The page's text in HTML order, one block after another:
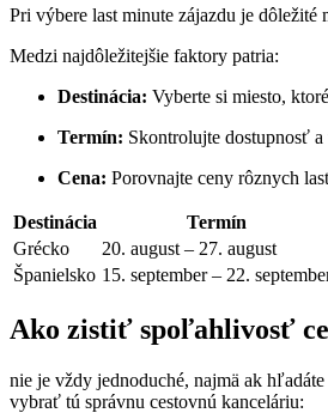
Pri výbere last minute zájazdu je
Medzi najdôležitejšie faktory patria:
Destinácia: Vyberte si miesto,
Termín: Skontrolujte dostupnosť
Cena: Porovnajte ceny rôznych
Destinácia Termín
Grécko
20. august – 27. august
Španielsko 15. september – 22.
Ako zistiť spoľahlivosť
nie je vždy jednoduché, najmä ak
vybrať tú správnu cestovnú kanceláriu: